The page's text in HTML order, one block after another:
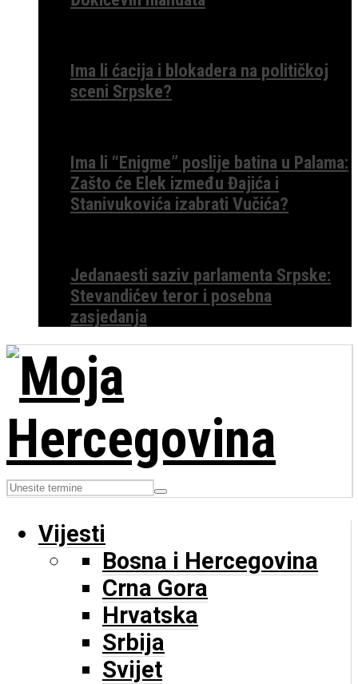
Ima li ćacija i blokadera na političkoj
sceni Srpske?
Ima li “Enigme” poslije batina u Palama:
Zašto će Elek između Đajića i
Stanivukovića izabrati Vučića?
Jedanaesti saziv parlamenta Srpske:
Stevandićev teror i posebna
zasjedanja
Vijesti
Bosna i Hercegovina
Crna Gora
Hrvatska
Srbija
Svijet